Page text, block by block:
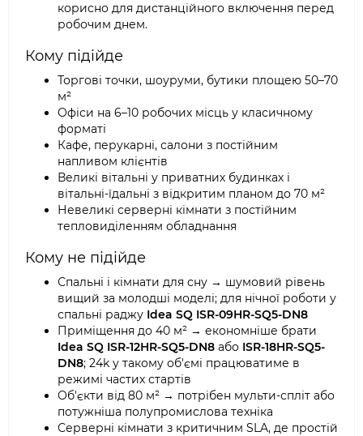
корисно для дистанційного включення перед
робочим днем.
Кому підійде
Торгові точки, шоуруми, бутики площею 50–70
м²
Офіси на 6–10 робочих місць у класичному
форматі
Кафе, перукарні, салони з постійним
напливом клієнтів
Великі вітальні у приватних будинках і
вітальні-їдальні з відкритим планом до 70 м²
Невеликі серверні кімнати з постійним
тепловиділенням обладнання
Кому не підійде
Спальні і кімнати для сну → шумовий рівень
вищий за молодші моделі; для нічної роботи у
спальні раджу Idea SQ ISR-09HR-SQ5-DN8
Приміщення до 40 м² → економніше брати
Idea SQ ISR-12HR-SQ5-DN8 або ISR-18HR-SQ5-
DN8; 24k у такому об'ємі працюватиме в
режимі частих стартів
Об'єкти від 80 м² → потрібен мульти-спліт або
потужніша полупромислова техніка
Серверні кімнати з критичним SLA, де простій